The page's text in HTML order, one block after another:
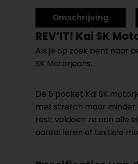
Omschrijving
REV’IT! Kai SK
Als je op zoek bent naar
SK Motorjeans.
De 5 pocket Kai SK
met stretch maar minder
rest, voldoen ze aan alle
aantal leren of textiele